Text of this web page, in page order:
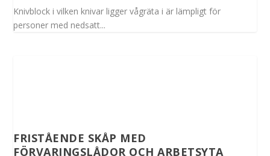
Knivblock i vilken knivar ligger vågräta i är lämpligt för
personer med nedsatt...
FRISTÅENDE SKÅP MED
FÖRVARINGSLÅDOR OCH ARBETSYTA